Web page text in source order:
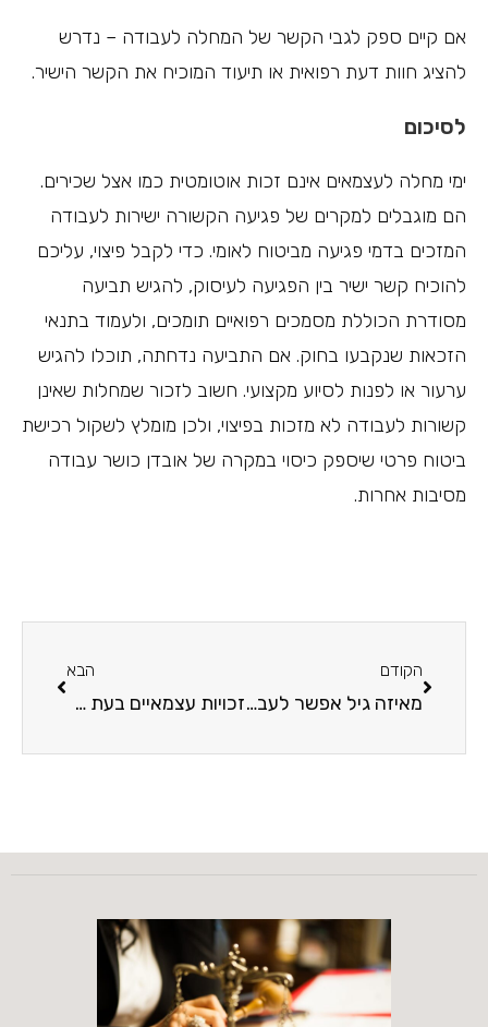
אם קיים ספק לגבי הקשר של המחלה לעבודה – נדרש
להציג חוות דעת רפואית או תיעוד המוכיח את הקשר הישיר.
לסיכום
ימי מחלה לעצמאים אינם זכות אוטומטית כמו אצל שכירים.
הם מוגבלים למקרים של פגיעה הקשורה ישירות לעבודה
המזכים בדמי פגיעה מביטוח לאומי. כדי לקבל פיצוי, עליכם
להוכיח קשר ישיר בין הפגיעה לעיסוק, להגיש תביעה
מסודרת הכוללת מסמכים רפואיים תומכים, ולעמוד בתנאי
הזכאות שנקבעו בחוק. אם התביעה נדחתה, תוכלו להגיש
ערעור או לפנות לסיוע מקצועי. חשוב לזכור שמחלות שאינן
קשורות לעבודה לא מזכות בפיצוי, ולכן מומלץ לשקול רכישת
ביטוח פרטי שיספק כיסוי במקרה של אובדן כושר עבודה
מסיבות אחרות.
הקודם
מאיזה גיל אפשר לעבוד? זכויות וחובות בתעסוקת קטינים
הבא
זכויות עצמאיים בעת משבר: איך להגן על העסק והפרנסה שלכם?